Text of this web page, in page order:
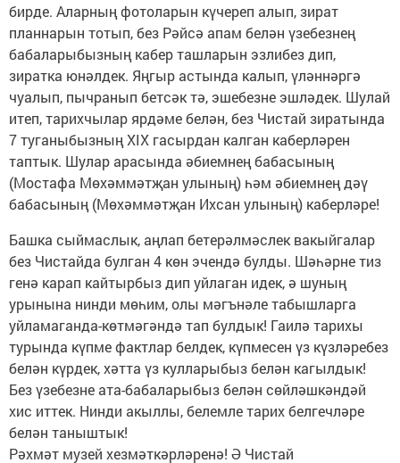
бирде. Аларның фотоларын күчереп алып, зират
планнарын тотып, без Рәйсә апам белән үзебезнең
бабаларыбызның кабер ташларын эзлибез дип,
зиратка юнәлдек. Яңгыр астында калып, үләннәргә
чуалып, пычранып бетсәк тә, эшебезне эшләдек. Шулай
итеп, тарихчылар ярдәме белән, без Чистай зиратында
7 туганыбызның XIX гасырдан калган каберләрен
таптык. Шулар арасында әбиемнең бабасының
(Мостафа Мөхәммәтҗан улының) һәм әбиемнең дәү
бабасының (Мөхәммәтҗан Ихсан улының) каберләре!
Башка сыймаслык, аңлап бетерәлмәслек вакыйгалар
без Чистайда булган 4 көн эчендә булды. Шәһәрне тиз
генә карап кайтырбыз дип уйлаган идек, ә шуның
урынына нинди мөһим, олы мәгънәле табышларга
уйламаганда-көтмәгәндә тап булдык! Гаилә тарихы
турында күпме фактлар белдек, күпмесен үз күзләребез
белән күрдек, хәтта үз кулларыбыз белән кагылдык!
Без үзебезне ата-бабаларыбыз белән сөйләшкәндәй
хис иттек. Нинди акыллы, белемле тарих белгечләре
белән таныштык!
Рәхмәт музей хезмәткәр­ләренә! Ә Чистай